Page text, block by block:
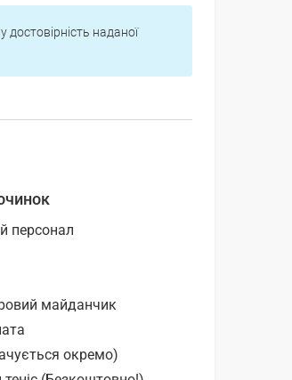
достовірність наданої
персонал
майданчик
окремо)